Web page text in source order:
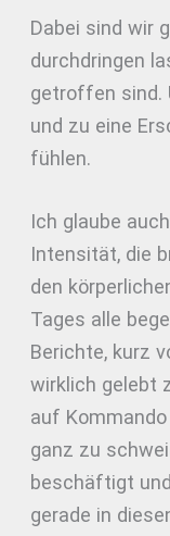
Dabei sind wir
durchdringen
getroffen sind.
und zu eine
fühlen.
Ich glaube
Intensität, die
den
Tages alle
Berichte, kurz
wirklich gelebt
auf
ganz zu
beschäftigt
gerade in